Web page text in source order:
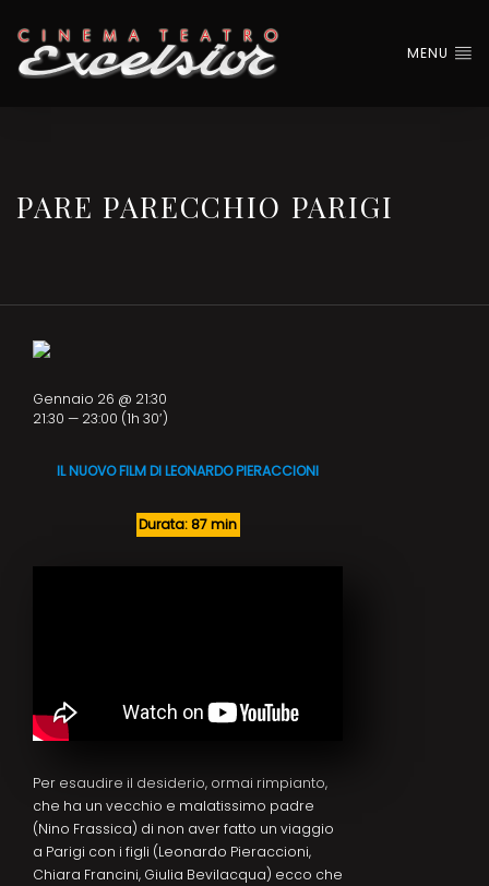
MENU
PARE PARECCHIO PARIGI
IL NUOVO FILM DI LEONARDO PIERACCIONI
Durata: 87 min
Per esaudire il desiderio, ormai rimpianto,
che ha un vecchio e malatissimo padre
(Nino Frassica) di non aver fatto un viaggio
a Parigi con i figli (Leonardo Pieraccioni,
Chiara Francini, Giulia Bevilacqua) ecco che
Gennaio 26 @ 21:30
21:30 — 23:00 (1h 30′)